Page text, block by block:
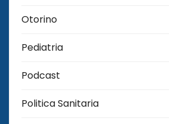
Otorino
Pediatria
Podcast
Politica Sanitaria